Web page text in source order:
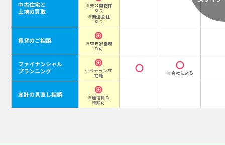
中古住宅と
土地の買取
※未公開物件
あり
※関連会社
あり
賃貸のご相談
※空き家管理
も可
ファイナンシャル
プランニング
※ベテランFP
在籍
※会社による
家計の見直し相談
※通信費も
相談可